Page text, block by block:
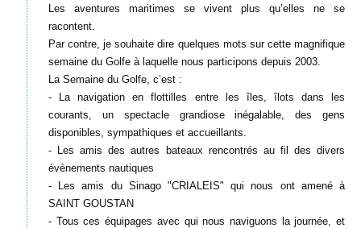
Les aventures maritimes se vivent plus qu’elles ne se
racontent.
Par contre, je souhaite dire quelques mots sur cette magnifique
semaine du Golfe à laquelle nous participons depuis 2003.
La Semaine du Golfe, c’est :
- La navigation en flottilles entre les îles, îlots dans les
courants, un spectacle grandiose inégalable, des gens
disponibles, sympathiques et accueillants.
- Les amis des autres bateaux rencontrés au fil des divers
évènements nautiques
- Les amis du Sinago "CRIALEIS" qui nous ont amené à
SAINT GOUSTAN
- Tous ces équipages avec qui nous naviguons la journée, et